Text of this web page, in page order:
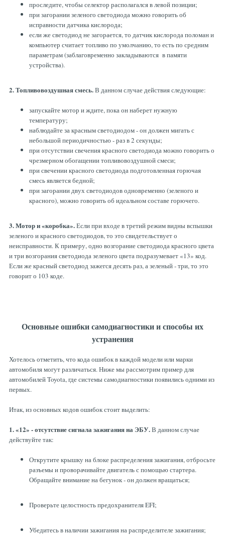
проследите, чтобы селектор располагался в левой позиции;
при загорании зеленого светодиода можно говорить об
исправности датчика кислорода;
если же светодиод не загорается, то датчик кислорода поломан и
компьютер считает топливо по умолчанию, то есть по средним
параметрам (заблаговременно закладываются в памяти
устройства).
2. Топливовоздушная смесь.В данном случае действия следующие:
запускайте мотор и ждите, пока он наберет нужную
температуру;
наблюдайте за красным светодиодом - он должен мигать с
небольшой периодичностью - раз в 2 секунды;
при отсутствии свечения красного светодиода можно говорить о
чрезмерном обогащении топливовоздушной смеси;
при свечении красного светодиода подготовленная горючая
смесь является бедной;
при загорании двух светодиодов одновременно (зеленого и
красного), можно говорить об идеальном составе горючего.
3. Мотор и «коробка».Если при входе в третий режим видны вспышки
зеленого и красного светодиодов, то это свидетельствует о
неисправности. К примеру, одно возгорание светодиода красного цвета
и три возгорания светодиода зеленого цвета подразумевает «13» код.
Если же красный светодиод зажегся десять раз, а зеленый - три, то это
говорит о 103 коде.
Основные ошибки самодиагностики и способы их
устранения
Хотелось отметить, что кода ошибок в каждой модели или марки
автомобиля могут различаться. Ниже мы рассмотрим пример для
автомобилей Toyota, где системы самодиагностики появились одними из
первых.
Итак, из основных кодов ошибок стоит выделить:
1. «12» - отсутствие сигнала зажигания на ЭБУ.В данном случае
действуйте так:
Открутите крышку на блоке распределения зажигания, отбросьте
разъемы и проворачивайте двигатель с помощью стартера.
Обращайте внимание на бегунок - он должен вращаться;
Проверьте целостность предохранителя EFI;
Убедитесь в наличии зажигания на распределителе зажигания;